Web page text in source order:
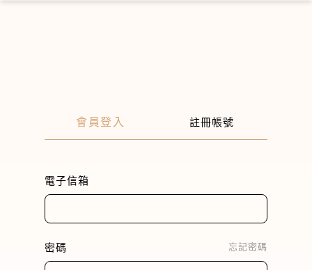
會員登入 註冊帳號
電子信箱
密碼 忘記密碼